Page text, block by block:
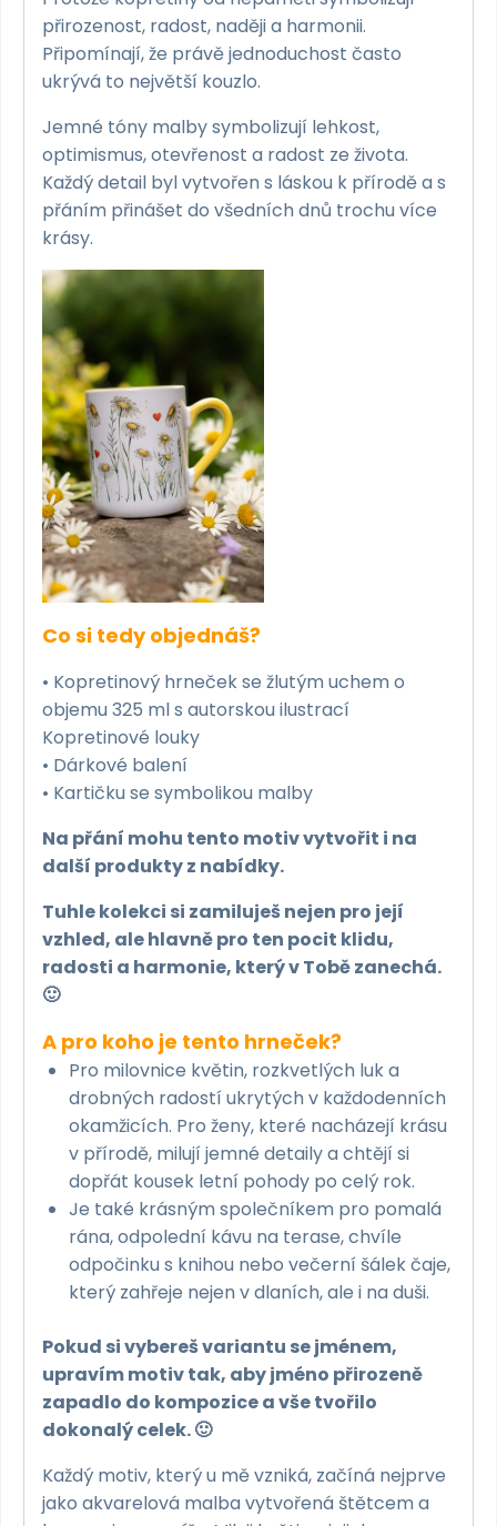
přirozenost, radost, naději a harmonii.
Připomínají, že právě jednoduchost často
ukrývá to největší kouzlo.
Jemné tóny malby symbolizují lehkost,
optimismus, otevřenost a radost ze života.
Každý detail byl vytvořen s láskou k přírodě a s
přáním přinášet do všedních dnů trochu více
krásy.
Co si tedy objednáš?
• Kopretinový hrneček se žlutým uchem o
objemu 325 ml s autorskou ilustrací
Kopretinové louky
• Dárkové balení
• Kartičku se symbolikou malby
Na přání mohu tento motiv vytvořit i na
další produkty z nabídky.
Tuhle kolekci si zamiluješ nejen pro její
vzhled, ale hlavně pro ten pocit klidu,
radosti a harmonie, který v Tobě zanechá.
🙂
A pro koho je tento hrneček?
Pro milovnice květin, rozkvetlých luk a
drobných radostí ukrytých v každodenních
okamžicích. Pro ženy, které nacházejí krásu
v přírodě, milují jemné detaily a chtějí si
dopřát kousek letní pohody po celý rok.
Je také krásným společníkem pro pomalá
rána, odpolední kávu na terase, chvíle
odpočinku s knihou nebo večerní šálek čaje,
který zahřeje nejen v dlaních, ale i na duši.
Pokud si vybereš variantu se jménem,
upravím motiv tak, aby jméno přirozeně
zapadlo do kompozice a vše tvořilo
dokonalý celek. 🙂
Každý motiv, který u mě vzniká, začíná nejprve
jako akvarelová malba vytvořená štětcem a